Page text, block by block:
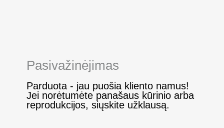
Pasivažinėjimas
Parduota - jau puošia kliento namus!
Jei norėtumėte panašaus kūrinio arba
reprodukcijos, siųskite užklausą.